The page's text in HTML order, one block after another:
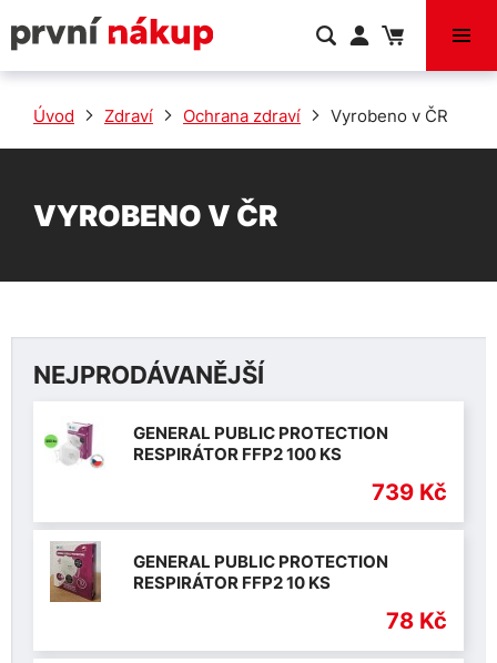
VÝPRODEJ
Úvod Zdraví Ochrana zdraví Vyrobeno v ČR
VYROBENO V ČR
NEJPRODÁVANĚJŠÍ
GENERAL PUBLIC PROTECTION
RESPIRÁTOR FFP2 100 KS
739 Kč
GENERAL PUBLIC PROTECTION
RESPIRÁTOR FFP2 10 KS
78 Kč